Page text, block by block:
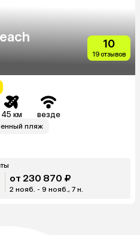
10
19 отзывов
45 км везде
пляж
от 230 870 ₽
2 нояб. - 9 нояб., 7 н.